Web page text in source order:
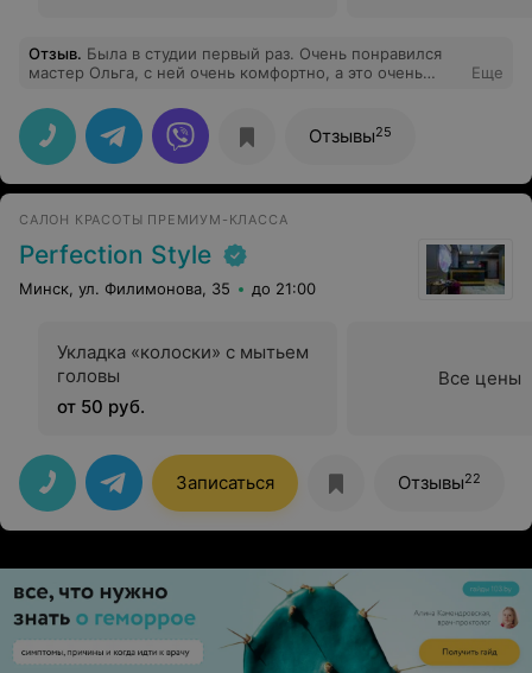
Отзыв. Была в студии первый раз. Очень понравился
мастер Ольга, с ней очень комфортно, а это очень
было больно, здесь же процедура с гелем, прошла
очень комфортно и я была удивлена, что практически
безболезненно. В общем, было что сравнить. Спасибо
огромное, буду посещать дальше!
Еще
Отзывы25
САЛОН КРАСОТЫ ПРЕМИУМ-КЛАССА
Perfection Style
Минск, ул. Филимонова, 35 до 21:00
Укладка «колоски» с мытьем
головы
от 50 руб.
Все цены
Записаться Отзывы22